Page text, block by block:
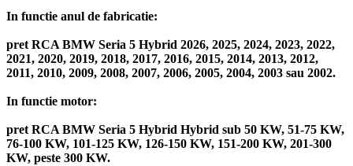
In functie anul de fabricatie:
pret RCA BMW Seria 5 Hybrid 2026, 2025, 2024, 2023, 2022,
2021, 2020, 2019, 2018, 2017, 2016, 2015, 2014, 2013, 2012,
2011, 2010, 2009, 2008, 2007, 2006, 2005, 2004, 2003 sau 2002.
In functie motor:
pret RCA BMW Seria 5 Hybrid Hybrid sub 50 KW, 51-75 KW,
76-100 KW, 101-125 KW, 126-150 KW, 151-200 KW, 201-300
KW, peste 300 KW.